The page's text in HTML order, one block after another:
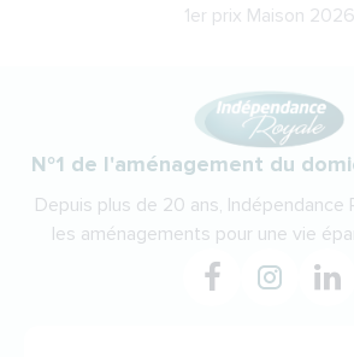
1er prix Maison 2026
N°1 de l'aménagement du
Depuis plus de 20 ans, Indépendance
les aménagements pour une vie